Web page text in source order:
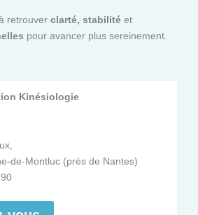
retrouver clarté, stabilité et
pour avancer plus sereinement.
Kinésiologie
de-Montluc (près de Nantes)